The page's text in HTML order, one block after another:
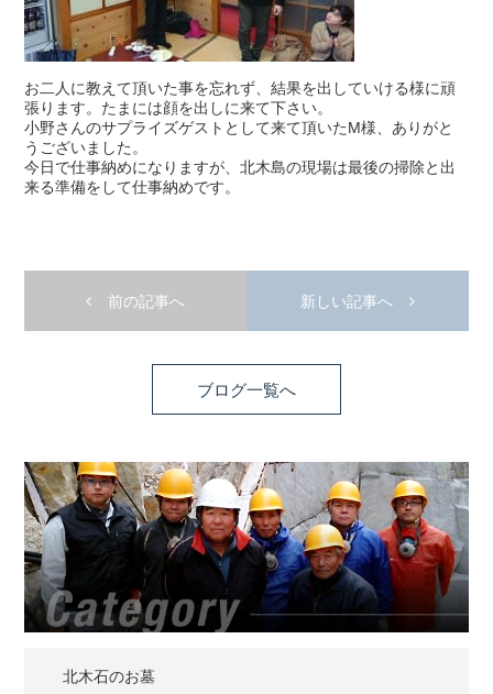
お二人に教えて頂いた事を忘れず、結果を出していける様に頑
張ります。たまには顔を出しに来て下さい。
小野さんのサプライズゲストとして来て頂いたM様、ありがと
うございました。
今日で仕事納めになりますが、北木島の現場は最後の掃除と出
来る準備をして仕事納めです。
前の記事へ 新しい記事へ
ブログ一覧へ
北木石のお墓